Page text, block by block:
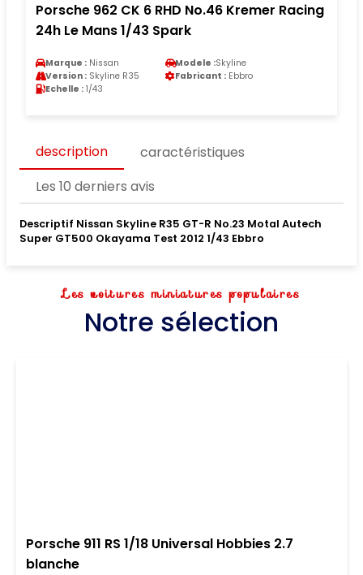
Porsche 962 CK 6 RHD No.46 Kremer Racing
24h Le Mans 1/43 Spark
Marque : Nissan Modele :Skyline
Version : Skyline R35 Fabricant : Ebbro
Echelle : 1/43
description
caractéristiques
Les 10 derniers avis
Descriptif Nissan Skyline R35 GT-R No.23 Motal Autech
Super GT500 Okayama Test 2012 1/43 Ebbro
Les voitures miniatures populaires
Notre sélection
Porsche 911 RS 1/18 Universal Hobbies 2.7
blanche